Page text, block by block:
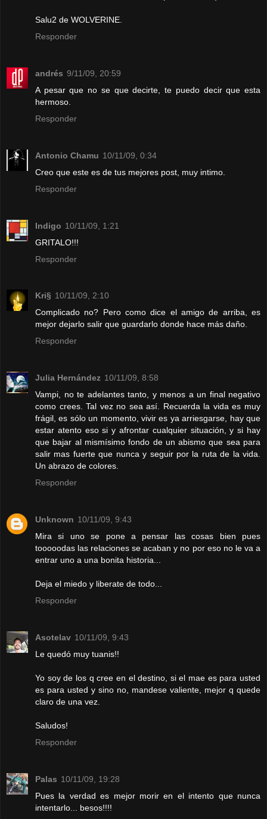
Salu2 de WOLVERINE.
Responder
andrés 9/11/09, 20:59
A pesar que no se que decirte, te puedo decir que esta
hermoso.
Responder
Antonio Chamu 10/11/09, 0:34
Creo que este es de tus mejores post, muy intimo.
Responder
Indigo 10/11/09, 1:21
GRITALO!!!
Responder
Kri§ 10/11/09, 2:10
Complicado no? Pero como dice el amigo de arriba, es
mejor dejarlo salir que guardarlo donde hace más daño.
Responder
Julia Hernández 10/11/09, 8:58
Vampi, no te adelantes tanto, y menos a un final negativo
como crees. Tal vez no sea así. Recuerda la vida es muy
frágil, es sólo un momento, vivir es ya arriesgarse, hay que
estar atento eso si y afrontar cualquier situación, y si hay
que bajar al mismísimo fondo de un abismo que sea para
salir mas fuerte que nunca y seguir por la ruta de la vida.
Un abrazo de colores.
Responder
Unknown 10/11/09, 9:43
Mira si uno se pone a pensar las cosas bien pues
tooooodas las relaciones se acaban y no por eso no le va a
entrar uno a una bonita historia...
Deja el miedo y liberate de todo...
Responder
Asotelav 10/11/09, 9:43
Le quedó muy tuanis!!
Yo soy de los q cree en el destino, si el mae es para usted
es para usted y sino no, mandese valiente, mejor q quede
claro de una vez.
Saludos!
Responder
Palas 10/11/09, 19:28
Pues la verdad es mejor morir en el intento que nunca
intentarlo... besos!!!!